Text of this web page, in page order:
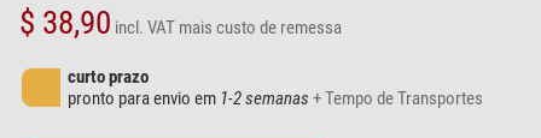
$ 38,90 incl. VAT mais custo de remessa
curto prazo
pronto para envio em 1-2 semanas + Tempo de Transportes